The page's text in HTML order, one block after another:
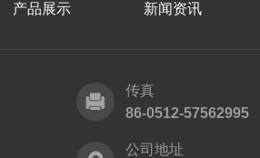
产品展示 新闻资讯
传真
86-0512-57562995
公司地址